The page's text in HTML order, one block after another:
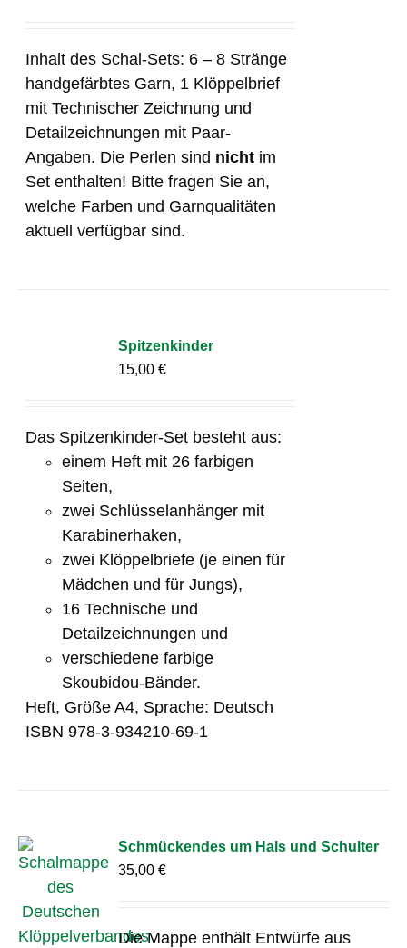
Inhalt des Schal-Sets: 6 – 8 Stränge
handgefärbtes Garn, 1 Klöppelbrief
mit Technischer Zeichnung und
Detailzeichnungen mit Paar-
Angaben. Die Perlen sind nicht im
Set enthalten! Bitte fragen Sie an,
welche Farben und Garnqualitäten
aktuell verfügbar sind.
Spitzenkinder
15,00€
Das Spitzenkinder-Set besteht aus:
einem Heft mit 26 farbigen
Seiten,
zwei Schlüsselanhänger mit
Karabinerhaken,
zwei Klöppelbriefe (je einen für
Mädchen und für Jungs),
16 Technische und
Detailzeichnungen und
verschiedene farbige
Skoubidou-Bänder.
Heft, Größe A4, Sprache: Deutsch
ISBN 978-3-934210-69-1
Schmückendes um Hals und Schulter
35,00€
Die Mappe enthält Entwürfe aus